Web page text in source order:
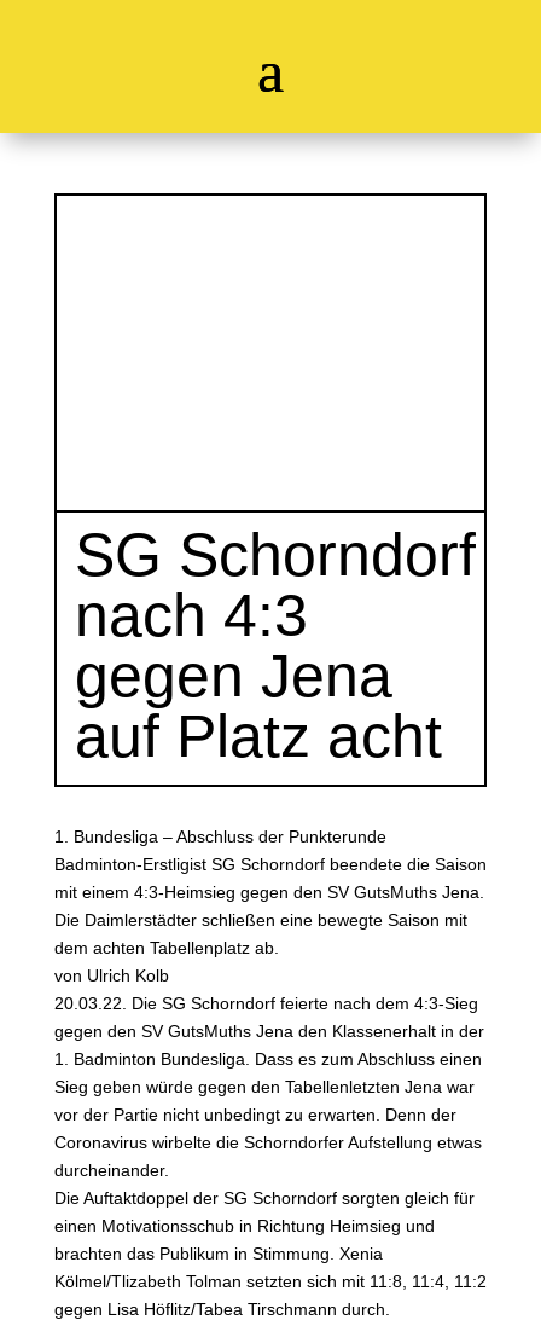
SG Schorndorf
nach 4:3
gegen Jena
auf Platz acht
1. Bundesliga – Abschluss der Punkterunde
Badminton-Erstligist SG Schorndorf beendete die Saison
mit einem 4:3-Heimsieg gegen den SV GutsMuths Jena.
Die Daimlerstädter schließen eine bewegte Saison mit
dem achten Tabellenplatz ab.
von Ulrich Kolb
20.03.22. Die SG Schorndorf feierte nach dem 4:3-Sieg
gegen den SV GutsMuths Jena den Klassenerhalt in der
1. Badminton Bundesliga. Dass es zum Abschluss einen
Sieg geben würde gegen den Tabellenletzten Jena war
vor der Partie nicht unbedingt zu erwarten. Denn der
Coronavirus wirbelte die Schorndorfer Aufstellung etwas
durcheinander.
Die Auftaktdoppel der SG Schorndorf sorgten gleich für
einen Motivationsschub in Richtung Heimsieg und
brachten das Publikum in Stimmung. Xenia
Kölmel/Tlizabeth Tolman setzten sich mit 11:8, 11:4, 11:2
gegen Lisa Höflitz/Tabea Tirschmann durch.